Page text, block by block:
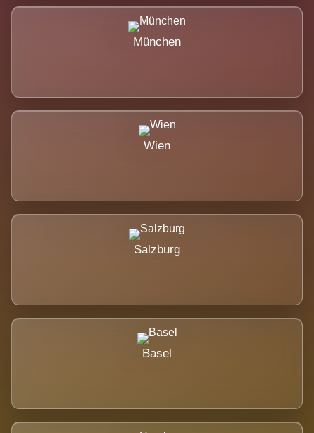
München
Wien
Salzburg
Basel